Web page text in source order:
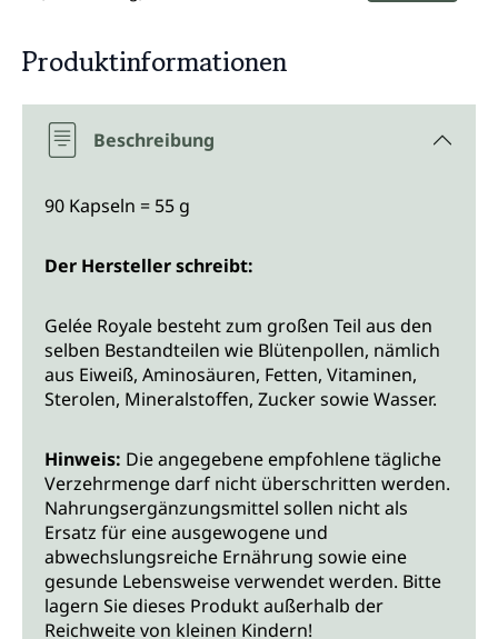
Produktinformationen
Beschreibung
90 Kapseln = 55 g
Der Hersteller schreibt:
Gelée Royale besteht zum großen Teil aus den
selben Bestandteilen wie Blütenpollen, nämlich
aus Eiweiß, Aminosäuren, Fetten, Vitaminen,
Sterolen, Mineralstoffen, Zucker sowie Wasser.
Hinweis: Die angegebene empfohlene tägliche
Verzehrmenge darf nicht überschritten werden.
Nahrungsergänzungsmittel sollen nicht als
Ersatz für eine ausgewogene und
abwechslungsreiche Ernährung sowie eine
gesunde Lebensweise verwendet werden. Bitte
lagern Sie dieses Produkt außerhalb der
Reichweite von kleinen Kindern!